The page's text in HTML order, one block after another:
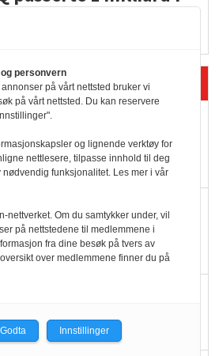
norske
Trues av
Kolby vant
Norge sin
i butikkhylla
personvern
på vårt nettsted bruker vi
på vårt nettsted. Du kan reservere
og lignende verktøy for
nettlesere, tilpasse innhold til deg
funksjonalitet. Les mer i vår
nettverket. Om du samtykker under, vil
på nettstedene til medlemmene i
fra dine besøk på tvers av
over medlemmene finner du på
Godta Innstillinger